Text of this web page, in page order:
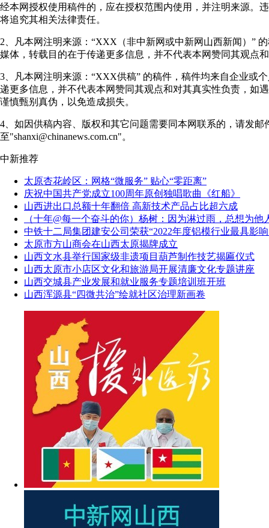
经本网授权使用稿件的，应在授权范围内使用，并注明来源。
将追究其相关法律责任。
2、凡本网注明来源：“XXX（非中新网或中新网山西新闻）”
媒体，转载目的在于传递更多信息，并不代表本网赞同其观点
3、凡本网注明来源：“XXX供稿” 的稿件，稿件均来自企业或
递更多信息，并不代表本网赞同其观点和对其真实性负责，如
谨慎甄别真伪，以免造成损失。
4、如因供稿内容、版权和其它问题需要同本网联系的，请发邮
至"shanxi@chinanews.com.cn"。
中新推荐
太原杏花岭区：网格“微服务” 贴心“零距离”
庆祝中国共产党成立100周年原创独唱歌曲《红船》
山西进出口总额十年翻倍 高新技术产品占比超六成
（十年@每一个奋斗的你）杨树：因为淋过雨，总想为他
中铁十二局集团建安公司荣获“2022年度铝模行业最具影
太原市方山商会在山西太原揭牌成立
山西文水县举行国家级非遗项目葫芦制作技艺揭匾仪式
山西太原市小店区文化和旅游局开展清廉文化专题讲座
山西交城县产业发展和就业服务专题培训班开班
山西浑源县“四微共治”绘就社区治理新画卷